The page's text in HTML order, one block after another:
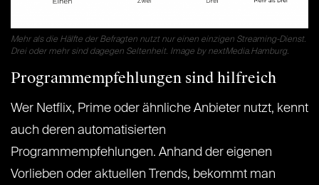
Mehr als die Hälfte der Befragten nutzt nur einen einzigen Streaming-Dienst.
Drei oder mehr sind dagegen Seltenheit. Image by nextMedia.Hamburg.
Programmempfehlungen sind hilfreich
Wer Netflix, Prime oder ähnliche Anbieter nutzt, kennt
auch deren automatisierten
Programmempfehlungen. Anhand der eigenen
Vorlieben oder aktuellen Trends, bekommt man